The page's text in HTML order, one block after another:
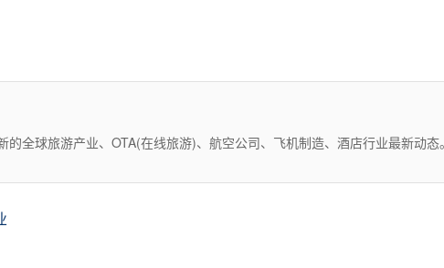
的全球旅游产业、OTA(在线旅游)、航空公司、飞机制造、酒店行业最新动态